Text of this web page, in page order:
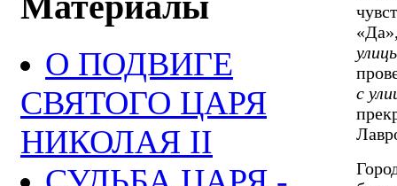
О ПОДВИГЕ
СВЯТОГО ЦАРЯ
НИКОЛАЯ II
с